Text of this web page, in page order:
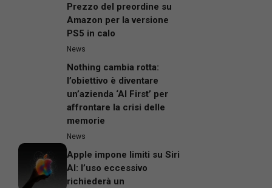
Prezzo del preordine su
Amazon per la versione
PS5 in calo
News
Nothing cambia rotta:
l’obiettivo è diventare
un’azienda ‘AI First’ per
affrontare la crisi delle
memorie
News
Apple impone limiti su Siri
AI: l’uso eccessivo
richiederà un